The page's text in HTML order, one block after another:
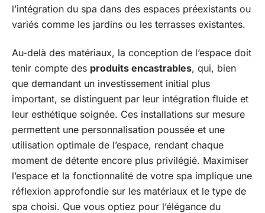
l’intégration du spa dans des espaces préexistants ou
variés comme les jardins ou les terrasses existantes.
Au-delà des matériaux, la conception de l’espace doit
tenir compte des produits encastrables, qui, bien
que demandant un investissement initial plus
important, se distinguent par leur intégration fluide et
leur esthétique soignée. Ces installations sur mesure
permettent une personnalisation poussée et une
utilisation optimale de l’espace, rendant chaque
moment de détente encore plus privilégié. Maximiser
l’espace et la fonctionnalité de votre spa implique une
réflexion approfondie sur les matériaux et le type de
spa choisi. Que vous optiez pour l’élégance du